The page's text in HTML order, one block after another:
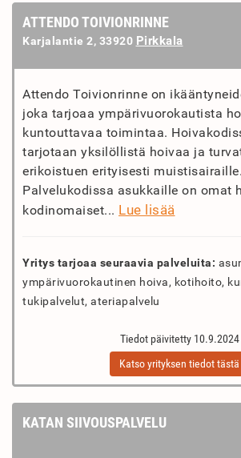
ATTENDO TOIVIONRINNE
Karjalantie 2, 33920 Pirkkala
Attendo Toivionrinne on
joka tarjoaa ympärivuorokautista
kuntouttavaa toimintaa.
tarjotaan yksilöllistä hoivaa ja
erikoistuen erityisesti muistisairaille.
Palvelukodissa asukkaille on omat
kodinomaiset... Lue lisää
Yritys tarjoaa seuraavia palveluita:
ympärivuorokautinen hoiva, kotihoito,
tukipalvelut, ateriapalvelu
Tiedot päivitetty 10.9.2024
Katso yrityksen tiedot tästä
KATAN SIIVOUSPALVELU